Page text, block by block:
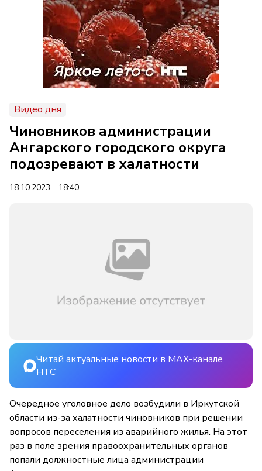
Видео дня
Чиновников администрации
Ангарского городского округа
подозревают в халатности
18.10.2023 - 18:40
Читай актуальные новости в MAX-канале
НТС
Очередное уголовное дело возбудили в Иркутской
области из-за халатности чиновников при решении
вопросов переселения из аварийного жилья. На этот
раз в поле зрения правоохранительных органов
попали должностные лица администрации